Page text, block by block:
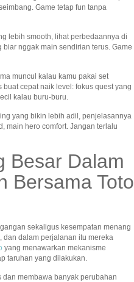
Game tetap fun tanpa
lebih smooth, lihat perbedaannya di
biar nggak main sendirian terus. Game
muncul kalau kamu pakai set
buat cepat naik level: fokus quest yang
kalau buru-buru.
yang bikin lebih adil, penjelasannya
main hero comfort. Jangan terlalu
Besar Dalam
Bersama Toto
sekaligus kesempatan menang
dalam perjalanan itu mereka
yang menawarkan mekanisme
taruhan yang dilakukan.
membawa banyak perubahan